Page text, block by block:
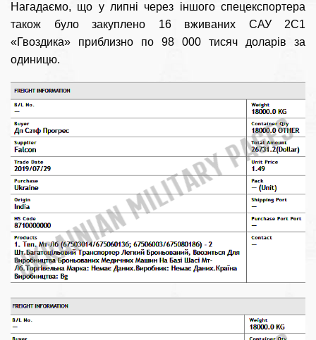
Нагадаємо, що у липні через іншого спецекспортера
також було закуплено 16 вживаних САУ 2С1
«Гвоздика» приблизно по 98 000 тисяч доларів за
одиницю.